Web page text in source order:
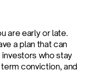
are early or late.
a plan that can
who stay
conviction, and